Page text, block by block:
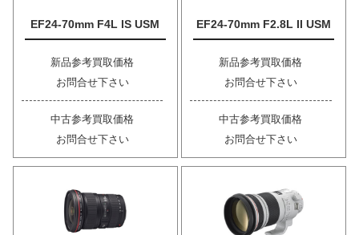
EF24-70mm F4L IS USM
新品参考買取価格
お問合せ下さい
中古参考買取価格
お問合せ下さい
EF24-70mm F2.8L II USM
新品参考買取価格
お問合せ下さい
中古参考買取価格
お問合せ下さい